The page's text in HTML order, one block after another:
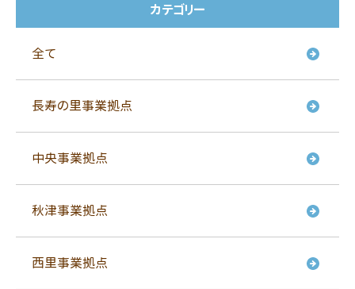
の
ペー
ジ
送
カテゴリー
全て
長寿の里事業拠点
中央事業拠点
秋津事業拠点
西里事業拠点